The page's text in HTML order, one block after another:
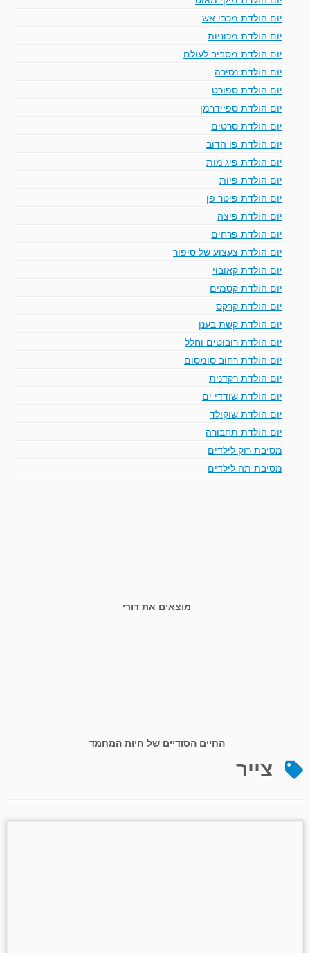
יום הולדת מכבי אש
יום הולדת מכוניות
יום הולדת מסביב לעולם
יום הולדת נסיכה
יום הולדת ספורט
יום הולדת ספיידרמן
יום הולדת סרטים
יום הולדת פו הדוב
יום הולדת פיג'מות
יום הולדת פיות
יום הולדת פיטר פן
יום הולדת פיצה
יום הולדת פרחים
יום הולדת צעצוע של סיפור
יום הולדת קאובוי
יום הולדת קסמים
יום הולדת קרקס
יום הולדת קשת בענן
יום הולדת רובוטים וחלל
יום הולדת רחוב סומסום
יום הולדת רקדנית
יום הולדת שודדי ים
יום הולדת שוקולד
יום הולדת תחבורה
מסיבת רוק לילדים
מסיבת תה לילדים
מוצאים את דורי
החיים הסודיים של חיות המחמד
צייר